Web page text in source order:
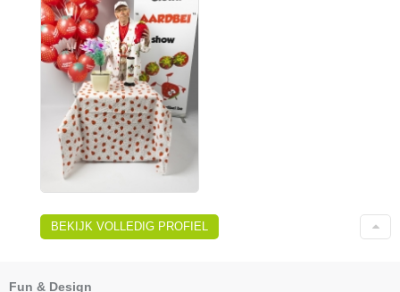
BEKIJK VOLLEDIG PROFIEL
Fun & Design